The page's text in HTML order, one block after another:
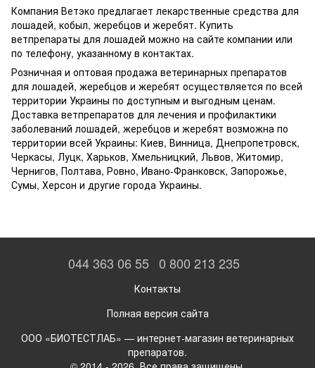
Компания Ветэко предлагает лекарственные средства для
лошадей, кобыл, жеребцов и жеребят. Купить
ветпрепараты для лошадей можно на сайте компании или
по телефону, указанному в контактах.
Розничная и оптовая продажа ветеринарных препаратов
для лошадей, жеребцов и жеребят осуществляется по всей
территории Украины по доступным и выгодным ценам.
Доставка ветпрепаратов для лечения и профилактики
заболеваний лошадей, жеребцов и жеребят возможна по
территории всей Украины: Киев, Винница, Днепропетровск,
Черкасы, Луцк, Харьков, Хмельницкий, Львов, Житомир,
Чернигов, Полтава, Ровно, Ивано-Франковск, Запорожье,
Сумы, Херсон и другие города Украины.
044 363 06 55 0 800 213 235
Контакты
Полная версия сайта
ООО «БИОТЕСТЛАБ» — интернет-магазин ветеринарных
препаратов.